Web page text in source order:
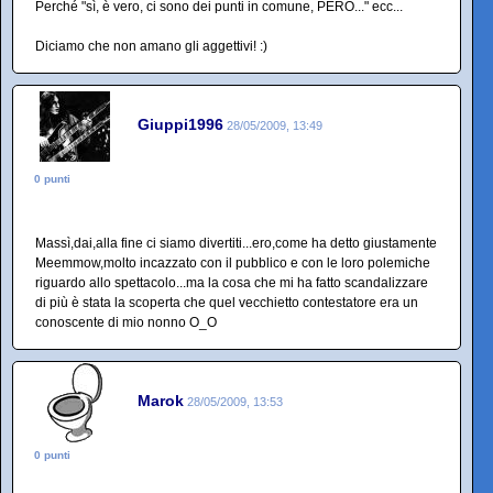
Perché "sì, è vero, ci sono dei punti in comune, PERÒ..." ecc...
Diciamo che non amano gli aggettivi! :)
Giuppi1996 28/05/2009, 13:49
0 punti
Massì,dai,alla fine ci siamo divertiti...ero,come ha detto giustamente
Meemmow,molto incazzato con il pubblico e con le loro polemiche
riguardo allo spettacolo...ma la cosa che mi ha fatto scandalizzare
di più è stata la scoperta che quel vecchietto contestatore era un
conoscente di mio nonno O_O
Marok 28/05/2009, 13:53
0 punti